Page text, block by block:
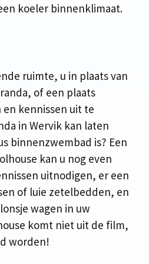
koeler binnenklimaat.
ruimte, u in plaats van
of een plaats
kennissen uit te
in Wervik kan laten
binnenzwembad is? Een
kan u nog even
uitnodigen, er een
of luie zetelbedden, en
wagen in uw
komt niet uit de film,
worden!